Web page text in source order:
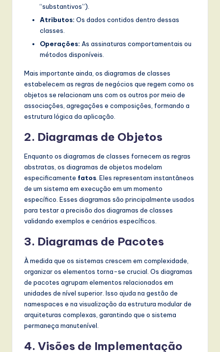
“substantivos”).
Atributos: Os dados contidos dentro dessas
classes.
Operações: As assinaturas comportamentais ou
métodos disponíveis.
Mais importante ainda, os diagramas de classes
estabelecem as regras de negócios que regem como os
objetos se relacionam uns com os outros por meio de
associações, agregações e composições, formando a
estrutura lógica da aplicação.
2. Diagramas de Objetos
Enquanto os diagramas de classes fornecem as regras
abstratas, os diagramas de objetos modelam
especificamente fatos . Eles representam instantâneos
de um sistema em execução em um momento
específico. Esses diagramas são principalmente usados
para testar a precisão dos diagramas de classes
validando exemplos e cenários específicos.
3. Diagramas de Pacotes
À medida que os sistemas crescem em complexidade,
organizar os elementos torna-se crucial. Os diagramas
de pacotes agrupam elementos relacionados em
unidades de nível superior. Isso ajuda na gestão de
namespaces e na visualização da estrutura modular de
arquiteturas complexas, garantindo que o sistema
permaneça manutenível.
4. Visões de Implementação